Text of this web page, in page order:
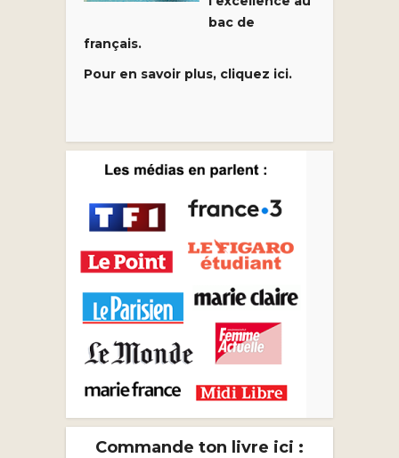
bac de
français.
Pour en savoir plus, cliquez ici.
Commande ton livre ici :